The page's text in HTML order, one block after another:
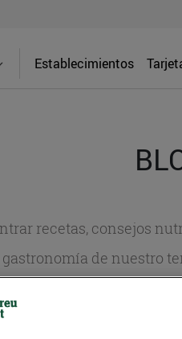
Establecimientos
recetas, consejos
gastronomía de nuestro